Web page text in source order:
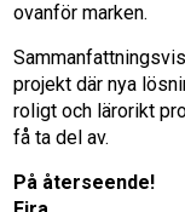
ovanför marken.
projekt där nya
roligt och lärorikt
få ta del av.
På återseende!